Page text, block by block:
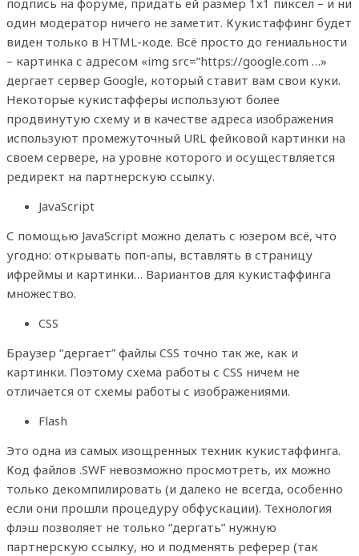
один модератор ничего не заметит. Кукистаффинг будет
виден только в HTML-коде. Всё просто до гениальности
– картинка с адресом «img src=”https://google.com …»
дергает сервер Google, который ставит вам свои куки.
Некоторые кукистафферы используют более
продвинутую схему и в качестве адреса изображения
используют промежуточный URL фейковой картинки на
своем сервере, на уровне которого и осуществляется
редирект на партнерскую ссылку.
JavaScript
С помощью JavaScript можно делать с юзером всё, что
угодно: открывать поп-апы, вставлять в страницу
ифреймы и картинки… Вариантов для кукистаффинга
множество.
CSS
Браузер “дергает” файлы CSS точно так же, как и
картинки. Поэтому схема работы с CSS ничем не
отличается от схемы работы с изображениями.
Flash
Это одна из самых изощренных техник кукистаффинга.
Код файлов .SWF невозможно просмотреть, их можно
только декомпилировать (и далеко не всегда, особенно
если они прошли процедуру обфускации). Технология
флэш позволяет не только “дергать” нужную
партнерскую ссылку, но и подменять реферер (так